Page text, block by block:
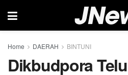
Home DAERAH BINTUNI
Dikbudpora